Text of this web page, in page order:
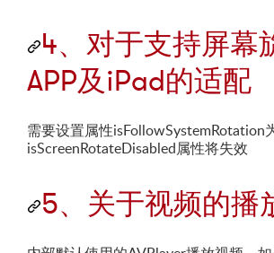
4、对于支持屏幕
APP及iPad的适配
需要设置属性isFollowSystemRotation
isScreenRotateDisabled属性将失效
5、关于视频的播